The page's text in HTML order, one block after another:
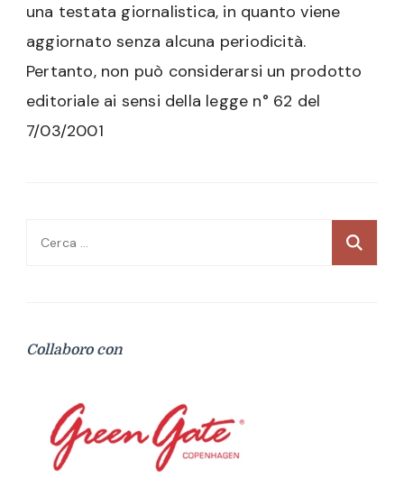
una testata giornalistica, in quanto viene
aggiornato senza alcuna periodicità.
Pertanto, non può considerarsi un prodotto
editoriale ai sensi della legge n° 62 del
7/03/2001
Ricerca
Collaboro con